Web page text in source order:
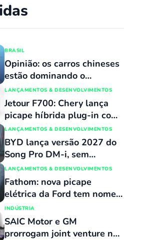
BRASIL
Opinião: os carros chineses
estão dominando o
mercado porque
simplesmente não têm
concorrentes
LANÇAMENTOS & DESENVOLVIMENTOS
Jetour F700: Chery lança
picape híbrida plug-in com
capacidade de atravessar
trechos alagados de até 90
cm
LANÇAMENTOS & DESENVOLVIMENTOS
BYD lança versão 2027 do
Song Pro DM-i, sem
reajuste de preços, com
várias atualizações e agora
flex
LANÇAMENTOS & DESENVOLVIMENTOS
Fathom: nova picape
elétrica da Ford tem nome
revelado e custará o mesmo
que uma Maverick
INDÚSTRIA
SAIC Motor e GM
prorrogam joint venture na